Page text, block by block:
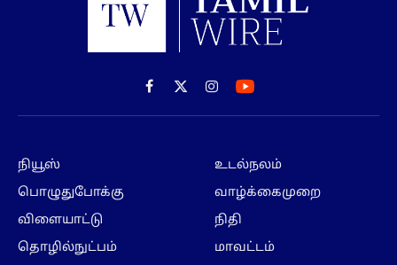
Facebook
X
(Twitter)
Instagram
நியூஸ்
பொழுதுபோக்கு
விளையாட்டு
தொழில்நுட்பம்
உடல்நலம்
வாழ்க்கைமுறை
நிதி
மாவட்டம்